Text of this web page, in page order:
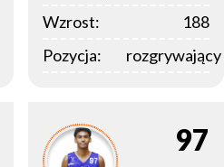
Wzrost:
188
Pozycja:
rozgrywający
97